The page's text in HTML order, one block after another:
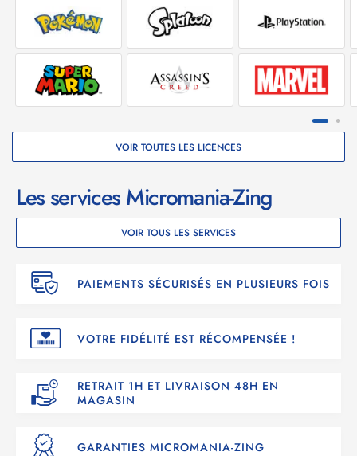
VOIR TOUTES LES LICENCES
Les services Micromania-Zing
VOIR TOUS LES SERVICES
PAIEMENTS SÉCURISÉS EN PLUSIEURS FOIS
VOTRE FIDÉLITÉ EST RÉCOMPENSÉE !
RETRAIT 1H ET LIVRAISON 48H EN
MAGASIN
GARANTIES MICROMANIA-ZING